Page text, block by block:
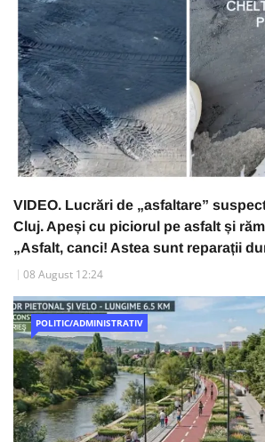
VIDEO. Lucrări de „asfaltare”
Cluj. Apeși cu piciorul pe asfalt și
„Asfalt, canci! Astea sunt reparații
08 August 12:24
POLITIC/ADMINISTRATIV